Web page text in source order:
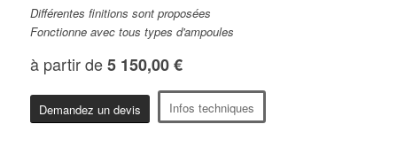
Différentes finitions sont proposées
Fonctionne avec tous types d'ampoules
à partir de5 150,00 €
Demandez un devis Infos techniques